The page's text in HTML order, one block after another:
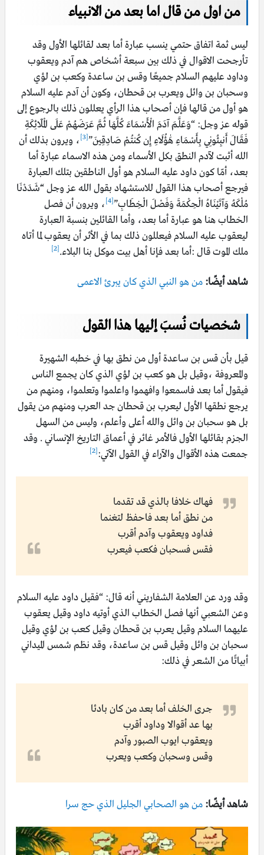
من اول من قال اما بعد من الانبياء
ليس ثمة اتفاق حتمي ينسب عبارة أما بعد لقائلها الأول وقد
تأرجحت الاقوال في ذلك بين سبعة أشخاص هم آدم ويعقوب
وداود عليهم السلام جميعًا وقس بن ساعدة وكعب بن لؤي
وسحبان بن وائل ويعرب بن قحطان، وكون أن آدم عليه السلام
هو أول من قالها فإن أصحاب هذا الرأي يعللون ذلك بالرجوع إلى
قوله عز وجل: “وَعَلَّمَ آدَمَ الْأَسْمَاءَ كُلَّهَا ثُمَّ عَرَضَهُمْ عَلَى الْمَلَائِكَةِ
فَقَالَ أَنبِئُونِي بِأَسْمَاءِ هَٰؤُلَاءِ إِن كُنتُمْ صَادِقِينَ”[3]
، ويرون بذلك أن
الله أثبت لآدم النطق بكل الأسماء ومن هذه الاسماء عبارة أما
بعد، أمّا كون داود عليه السلام هو أول الناطقين بتلك العبارة
فيرجع أصحاب هذا القول للاستشهاد بقول الله عز وجل “َشَدَدْنَا
مُلْكَهُ وَآتَيْنَاهُ الْحِكْمَةَ وَفَصْلَ الْخِطَابِ”[4]
، ويرون أن فصل
الخطاب هنا هو عبارة أما بعد، وأما القائلين بنسبة العبارة
ليعقوب عليه السلام فيعللون ذلك بما في الأثر أن يعقوب لما أتاه
ملك الموت قال :أما بعد فإنا أهل بيت موكل بنا البلاء.[2]
شاهد أيضًا: من هو النبي الذي كان يبرئ الاعمى
شخصيات نُسبَ إليها هذا القول
قيل بأن قس بن ساعدة أول من نطق بها في خطبه الشهيرة
والمعروفة ،وقيل بل هو كعب بن لؤي الذي كان يجمع الناس
فيقول أما بعد فاسمعوا وافهموا واعلموا وتعلموا، ومنهم من
يرجع نطقها الأول ليعرب بن قحطان جد العرب ومنهم من يقول
بل هو سحبان بن وائل والله أعلى وأعلم، وليس من السهل
الجزم بقائلها الأول فالأمر غائر في أعماق التاريخ الإنساني . وقد
جمعت هذه الأقوال والآراء في القول الآتي:[2]
فهاك خلافا بالذي قد تقدما
من نطق أما بعد فاحفظ لتغنما
فداود ويعقوب وآدم أقرب
فقس فسحبان فكعب فيعرب
وقد ورد عن العلامة الشفاريني أنه قال: “فقيل داود عليه السلام
وعن الشعبي أنها فصل الخطاب الذي أوتيه داود وقيل يعقوب
عليهما السلام وقيل يعرب بن قحطان وقيل كعب بن لؤي وقيل
سحبان بن وائل وقيل قس بن ساعدة، وقد نظم شمس الميداني
أبياتًا من الشعر في ذلك:
جرى الخلف أما بعد من كان بادئا
بها عد أقوالا وداود أقرب
ويعقوب ايوب الصبور وآدم
وقس وسحبان وكعب ويعرب
شاهد أيضًا: من هو الصحابي الجليل الذي حج سرا